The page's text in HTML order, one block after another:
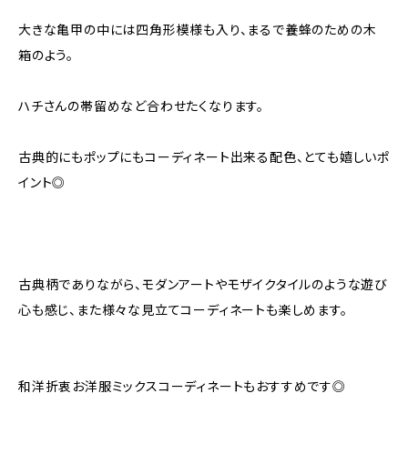
大きな亀甲の中には四角形模様も入り、まるで養蜂のための木
箱のよう。
ハチさんの帯留めなど合わせたくなります。
古典的にもポップにもコーディネート出来る配色、とても嬉しいポ
イント◎
古典柄でありながら、モダンアートやモザイクタイルのような遊び
心も感じ、また様々な見立てコーディネートも楽しめます。
和洋折衷お洋服ミックスコーディネートもおすすめです◎